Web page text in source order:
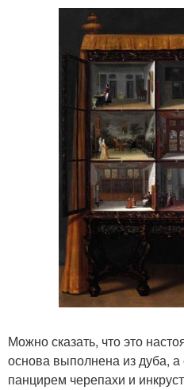
Можно сказать, что это
основа выполнена из дуба,
панцирем черепахи и